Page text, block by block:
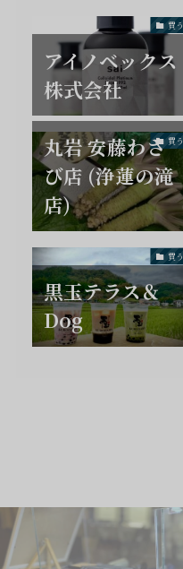
買う
アイノベックス
株式会社
買う
丸岩 安藤わさ
び店 (浄蓮の滝
店)
買う
黒玉テラス＆
Dog